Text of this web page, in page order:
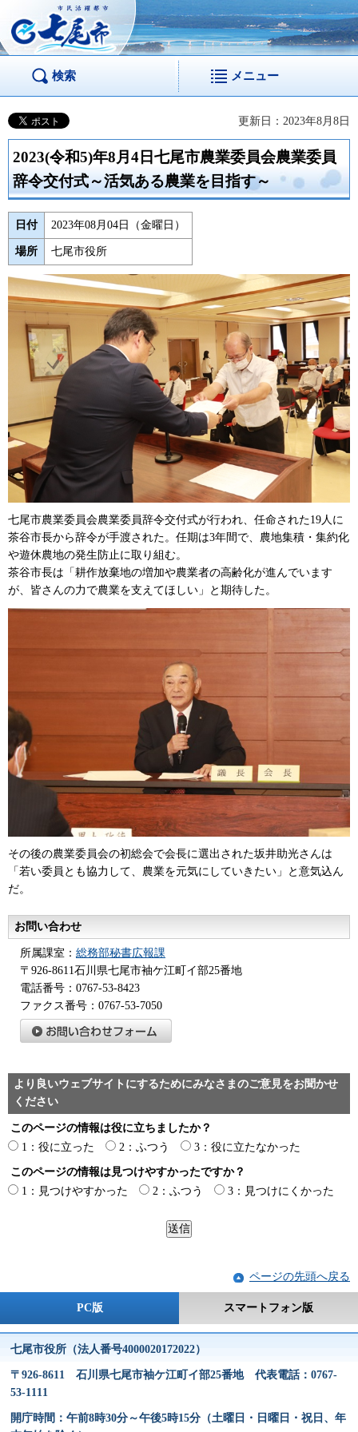
市民活躍都市 七尾
市
検索 メニュー
更新日：2023年8月8日
2023(令和5)年8月4日七尾市農業委員会農業委員
辞令交付式～活気ある農業を目指す～
日付 2023年08月04日（金曜日）
場所 七尾市役所
七尾市農業委員会農業委員辞令交付式が行われ、任命された19人に
茶谷市長から辞令が手渡された。任期は3年間で、農地集積・集約化
や遊休農地の発生防止に取り組む。
茶谷市長は「耕作放棄地の増加や農業者の高齢化が進んでいます
が、皆さんの力で農業を支えてほしい」と期待した。
その後の農業委員会の初総会で会長に選出された坂井助光さんは
「若い委員とも協力して、農業を元気にしていきたい」と意気込ん
だ。
お問い合わせ
所属課室： 総務部秘書広報課
〒926-8611石川県七尾市袖ケ江町イ部25番地
電話番号：0767-53-8423
ファクス番号：0767-53-7050
より良いウェブサイトにするためにみなさまのご意見をお聞かせ
ください
このページの情報は役に立ちましたか？
1：役に立った
2：ふつう 3：役に立たなかった
このページの情報は見つけやすかったですか？
1：見つけやすかった
2：ふつう 3：見つけにくかった
ページの先頭へ戻る
PC版 スマートフォン版
七尾市役所（法人番号4000020172022）
〒926-8611 石川県七尾市袖ケ江町イ部25番地 代表電話：0767-
53-1111
開庁時間：午前8時30分～午後5時15分（土曜日・日曜日・祝日、年